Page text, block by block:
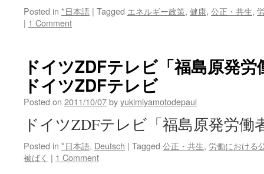
Posted in *日本語 | Tagged エネルギー政策, 健康, 公正・共生,
| 1 Comment
ドイツZDFテレビ「福島原発
ドイツZDFテレビ
Posted on 2011/10/07byyukimiyamotodepaul
ドイツZDFテレビ「福島原発労働
Posted in *日本語, Deutsch | Tagged 公正・共生, 労働における
被ばく | 1 Comment